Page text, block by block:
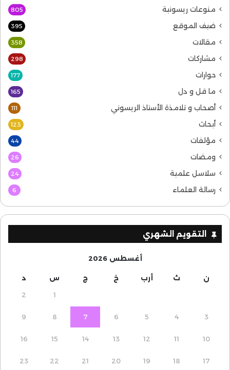
منوعات ريسونية 805
ضيف الموقع 395
مقالات 358
مشاركات 298
حوارات 177
ما قل و دل 165
أصحاب و تلامذة الأستاذ الريسوني 111
أبحاث 123
مؤلفات 44
ومضات 26
سلاسل علمية 24
رسالة العلماء 6
التقويم الشهري
أغسطس 2026
ن ث أرب خ ج س د
1
2
3
4
5
6
7
8
9
10
11
12
13
14
15
16
17
18
19
20
21
22
23